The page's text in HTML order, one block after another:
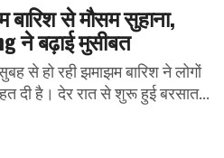
से मौसम सुहाना,
ने बढ़ाई मुसीबत
से हो रही झमाझम बारिश ने लोगों
दी है। देर रात से शुरू हुई बरसात...